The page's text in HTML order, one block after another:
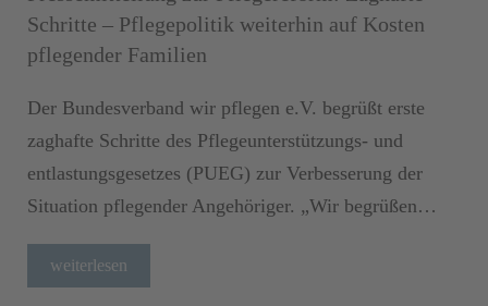
Schritte – Pflegepolitik weiterhin auf Kosten
pflegender Familien
Der Bundesverband wir pflegen e.V. begrüßt erste
zaghafte Schritte des Pflegeunterstützungs- und
entlastungsgesetzes (PUEG) zur Verbesserung der
Situation pflegender Angehöriger. „Wir begrüßen…
weiterlesen